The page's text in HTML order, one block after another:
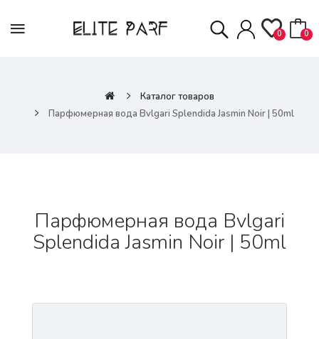
0 0
Каталог товаров
Парфюмерная вода Bvlgari Splendida Jasmin Noir | 50ml
Парфюмерная вода Bvlgari
Splendida Jasmin Noir | 50ml